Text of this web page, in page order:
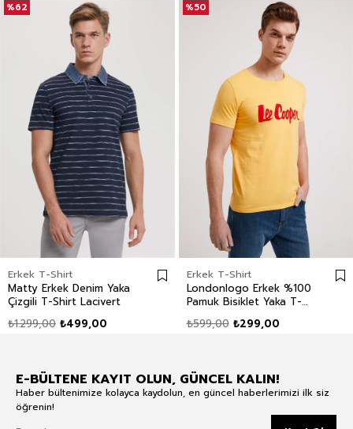
Erkek T-Shirt
Matty Erkek Denim Yaka
Çizgili T-Shirt Lacivert
₺499,00
₺1.299,00
%62
Erkek T-Shirt
Londonlogo Erkek %100
Pamuk Bisiklet Yaka T-
₺299,00
₺599,00
%50
E-BÜLTENE KAYIT OLUN, GÜNCEL KALIN!
Haber bültenimize kolayca kaydolun, en güncel haberlerimizi ilk siz
öğrenin!